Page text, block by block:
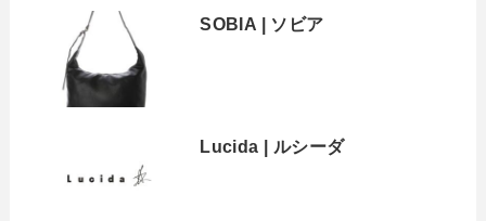
SOBIA | ソビア
Lucida | ルシーダ